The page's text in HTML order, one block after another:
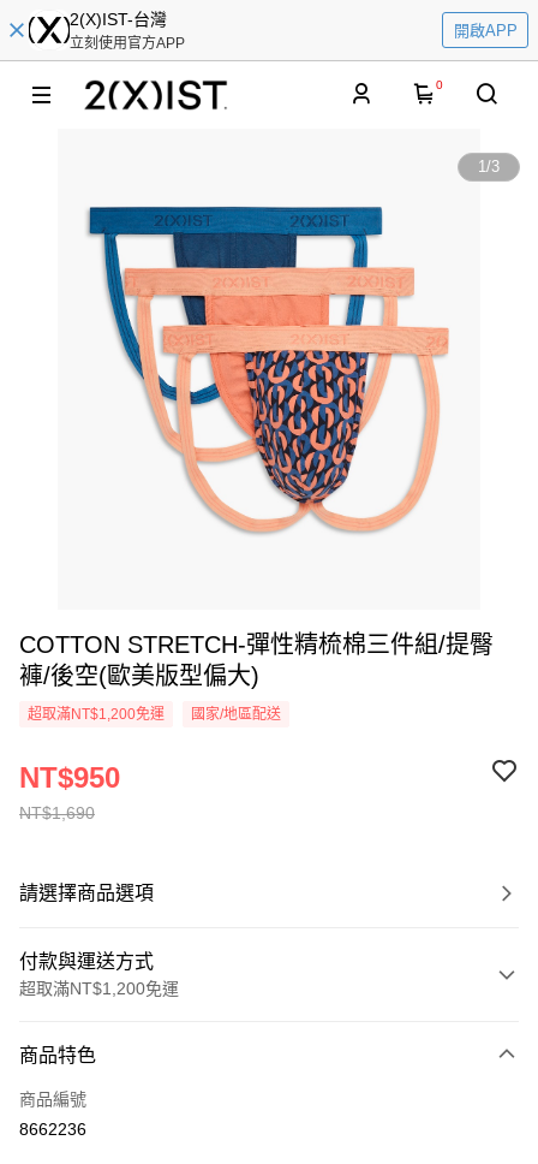
2(X)IST-台灣
立刻使用官方APP
開啟APP
0
1/3
COTTON STRETCH-彈性精梳棉三件組/提臀
褲/後空(歐美版型偏大)
超取滿NT$1,200免運 國家/地區配送
NT$1,690
NT$950
請選擇商品選項
付款與運送方式
超取滿NT$1,200免運
信用卡一次付款
信用卡分期付款
商品特色
商品編號
8662236